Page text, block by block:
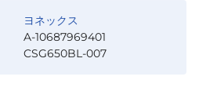
ヨネックス
A-10687969401
CSG650BL-007